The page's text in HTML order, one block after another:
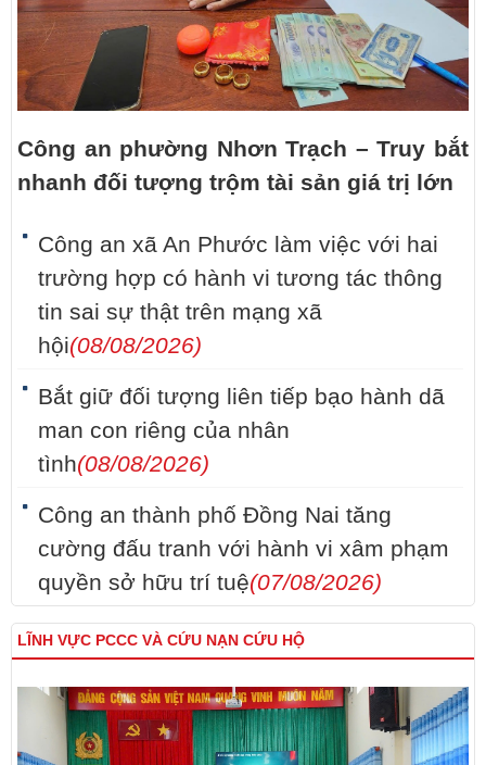
Công an phường Nhơn Trạch – Truy bắt
nhanh đối tượng trộm tài sản giá trị lớn
Công an xã An Phước làm việc với hai
trường hợp có hành vi tương tác thông
tin sai sự thật trên mạng xã
hội(08/08/2026)
Bắt giữ đối tượng liên tiếp bạo hành dã
man con riêng của nhân
tình(08/08/2026)
Công an thành phố Đồng Nai tăng
cường đấu tranh với hành vi xâm phạm
quyền sở hữu trí tuệ(07/08/2026)
LĨNH VỰC PCCC VÀ CỨU NẠN CỨU HỘ